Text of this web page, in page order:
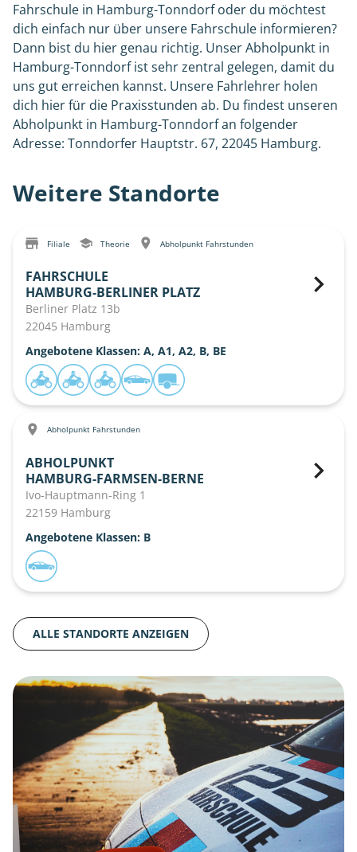
Fahrschule in Hamburg-Tonndorf oder du möchtest
dich einfach nur über unsere Fahrschule informieren?
Dann bist du hier genau richtig. Unser Abholpunkt in
Hamburg-Tonndorf ist sehr zentral gelegen, damit du
uns gut erreichen kannst. Unsere Fahrlehrer holen
dich hier für die Praxisstunden ab. Du findest unseren
Abholpunkt in Hamburg-Tonndorf an folgender
Adresse: Tonndorfer Hauptstr. 67, 22045 Hamburg.
Weitere Standorte
Filiale Theorie Abholpunkt Fahrstunden
FAHRSCHULE
HAMBURG-BERLINER PLATZ
Berliner Platz 13b
22045 Hamburg
Angebotene Klassen: A, A1, A2, B, BE
Abholpunkt Fahrstunden
ABHOLPUNKT
HAMBURG-FARMSEN-BERNE
Ivo-Hauptmann-Ring 1
22159 Hamburg
Angebotene Klassen: B
ALLE STANDORTE ANZEIGEN